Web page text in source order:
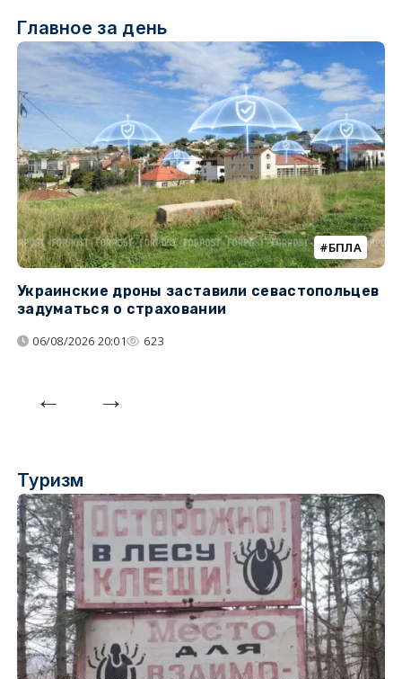
Главное за день
БПЛА
Украинские дроны заставили севастопольцев
задуматься о страховании
06/08/2026 20:01 623
Туризм